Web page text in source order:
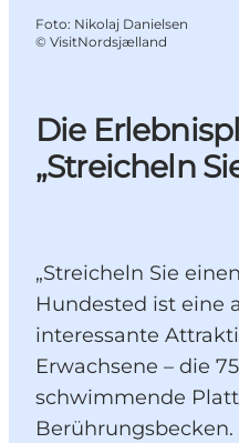
Die
„Streicheln
„Streicheln Sie
Hundested ist eine
interessante
Erwachsene – die
schwimmende
Foto: Nikolaj Danielsen
© VisitNordsjælland